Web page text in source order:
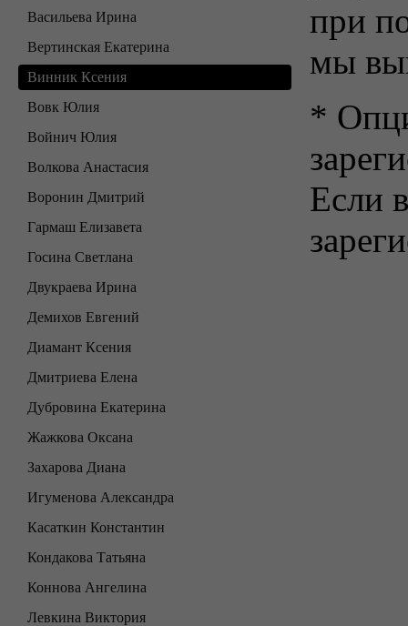
Васильева Ирина
Вертинская Екатерина
Винник Ксения
Вовк Юлия
Войнич Юлия
Волкова Анастасия
Воронин Дмитрий
Гармаш Елизавета
Госина Светлана
Двукраева Ирина
Демихов Евгений
Диамант Ксения
Дмитриева Елена
Дубровина Екатерина
Жажкова Оксана
Захарова Диана
Игуменова Александра
Касаткин Константин
Кондакова Татьяна
Коннова Ангелина
Левкина Виктория
при
мы
*
Если